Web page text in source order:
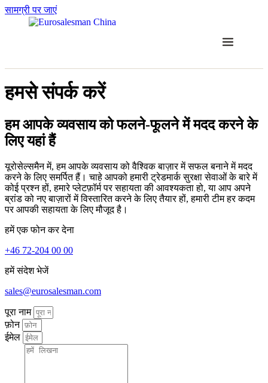
सामग्री पर जाएं
हमसे संपर्क करें
हम आपके व्यवसाय को फलने-फूलने में मदद करने के
लिए यहां हैं
यूरोसेल्समैन में, हम आपके व्यवसाय को वैश्विक बाज़ार में सफल बनाने में मदद
करने के लिए समर्पित हैं। चाहे आपको हमारी ट्रेडमार्क सुरक्षा सेवाओं के बारे में
कोई प्रश्न हों, हमारे प्लेटफ़ॉर्म पर सहायता की आवश्यकता हो, या आप अपने
ब्रांड को नए बाज़ारों में विस्तारित करने के लिए तैयार हों, हमारी टीम हर कदम
पर आपकी सहायता के लिए मौजूद है।
हमें एक फोन कर देना
+46 72-204 00 00
हमें संदेश भेजें
sales@eurosalesman.com
पूरा नाम
फ़ोन
ईमेल